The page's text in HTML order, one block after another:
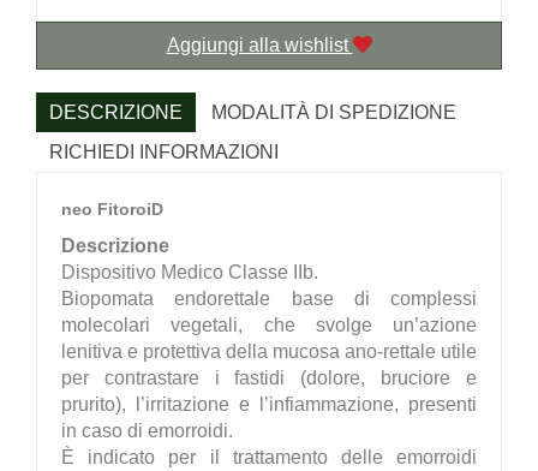
Aggiungi alla wishlist
DESCRIZIONE
MODALITÀ DI SPEDIZIONE
RICHIEDI INFORMAZIONI
neo FitoroiD
Descrizione
Dispositivo Medico Classe IIb.
Biopomata endorettale base di complessi
molecolari vegetali, che svolge un’azione
lenitiva e protettiva della mucosa ano-rettale utile
per contrastare i fastidi (dolore, bruciore e
prurito), l’irritazione e l’infiammazione, presenti
in caso di emorroidi.
È indicato per il trattamento delle emorroidi